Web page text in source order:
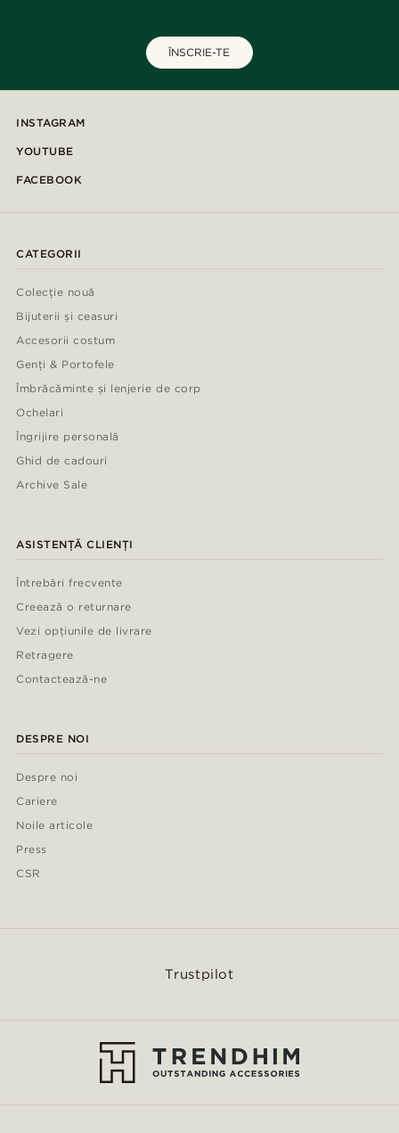
ÎNSCRIE-TE
INSTAGRAM
YOUTUBE
FACEBOOK
CATEGORII
Colecție nouă
Bijuterii și ceasuri
Accesorii costum
Genți & Portofele
Îmbrăcăminte și lenjerie de corp
Ochelari
Îngrijire personală
Ghid de cadouri
Archive Sale
ASISTENȚĂ CLIENȚI
Întrebări frecvente
Creează o returnare
Vezi opțiunile de livrare
Retragere
Contactează-ne
DESPRE NOI
Despre noi
Cariere
Noile articole
Press
CSR
Trustpilot